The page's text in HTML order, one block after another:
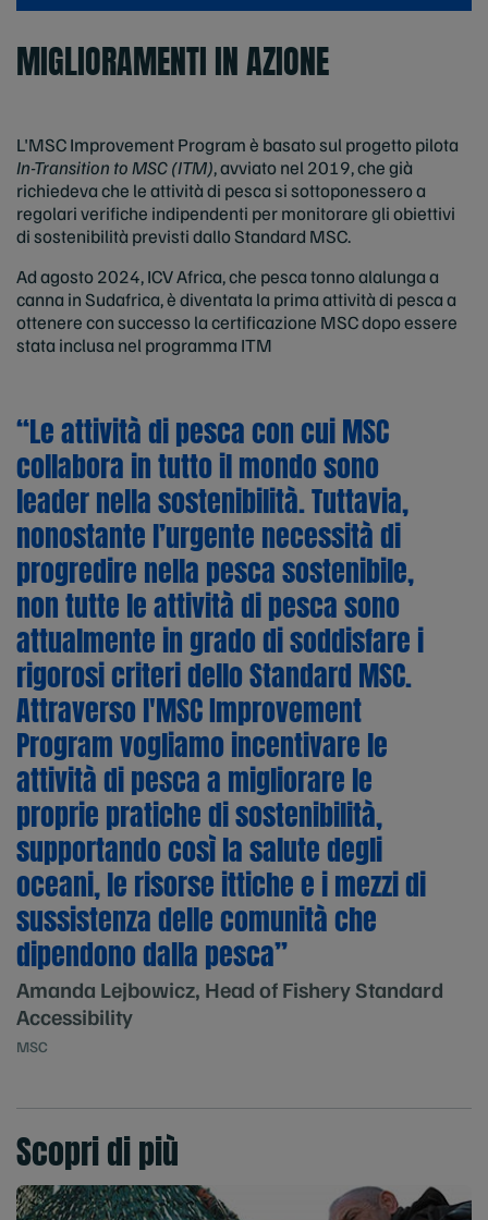
MIGLIORAMENTI IN AZIONE
L'MSC ImprovementProgram è basato sul progetto pilota
In-Transition to MSC (ITM), avviato nel 2019, che già
richiedeva che le attività di pesca si sottoponessero a
regolari verifiche indipendenti per monitorare gli obiettivi
di sostenibilità previsti dallo Standard MSC.
Ad agosto 2024, ICV Africa, che pesca tonno alalunga a
canna in Sudafrica, è diventata la prima attività di pesca a
ottenere con successo la certificazione MSC dopo essere
stata inclusa nel programma ITM
“Le attività di pesca con cui MSC
collabora in tutto il mondo sono
leader nella sostenibilità. Tuttavia,
nonostante l’urgente necessità di
progredire nella pesca sostenibile,
non tutte le attività di pesca sono
attualmente in grado di soddisfare i
rigorosi criteri dello Standard MSC.
Attraverso l'MSC Improvement
Program vogliamo incentivare le
attività di pesca a migliorare le
proprie pratiche di sostenibilità,
supportando così la salute degli
oceani, le risorse ittiche e i mezzi di
sussistenza delle comunità che
dipendono dalla pesca”
Amanda Lejbowicz, Head of Fishery Standard
Accessibility
MSC
Scopri di più